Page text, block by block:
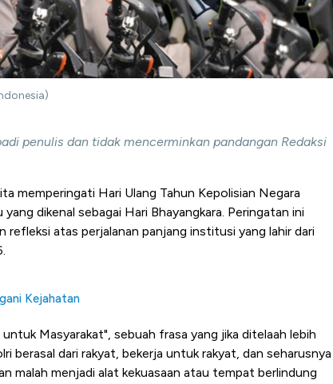
penulis dan tidak mencerminkan pandangan Redaksi
memperingati Hari Ulang Tahun Kepolisian Negara
dikenal sebagai Hari Bhayangkara. Peringatan ini
refleksi atas perjalanan panjang institusi yang lahir dari
Kejahatan
Masyarakat", sebuah frasa yang jika ditelaah lebih
berasal dari rakyat, bekerja untuk rakyat, dan seharusnya
malah menjadi alat kekuasaan atau tempat berlindung